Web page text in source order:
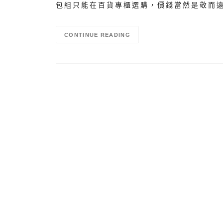
包組只能在百貨專櫃選購，價錢當然是敬而
CONTINUE READING